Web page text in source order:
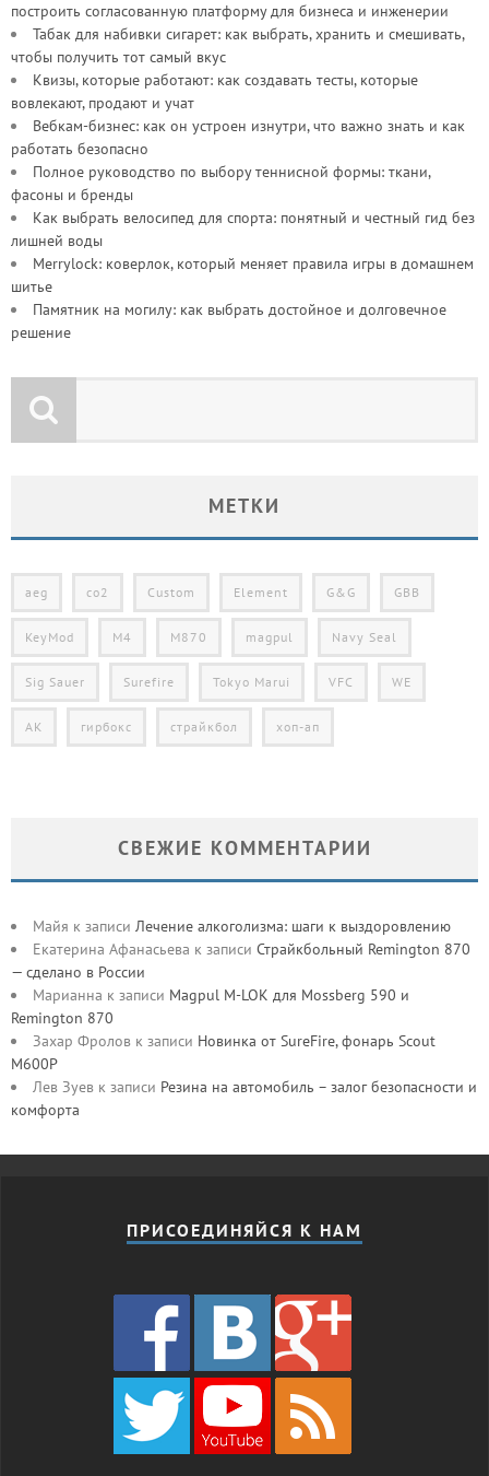
построить согласованную платформу для бизнеса и инженерии
Табак для набивки сигарет: как выбрать, хранить и смешивать,
чтобы получить тот самый вкус
Квизы, которые работают: как создавать тесты, которые
вовлекают, продают и учат
Вебкам-бизнес: как он устроен изнутри, что важно знать и как
работать безопасно
Полное руководство по выбору теннисной формы: ткани,
фасоны и бренды
Как выбрать велосипед для спорта: понятный и честный гид без
лишней воды
Merrylock: коверлок, который меняет правила игры в домашнем
шитье
Памятник на могилу: как выбрать достойное и долговечное
решение
МЕТКИ
aeg co2 Custom Element G&G GBB
KeyMod M4 M870 magpul Navy Seal
Sig Sauer Surefire Tokyo Marui VFC WE
АК гирбокс страйкбол хоп-ап
СВЕЖИЕ КОММЕНТАРИИ
Майя к записи Лечение алкоголизма: шаги к выздоровлению
Екатерина Афанасьева к записи Страйкбольный Remington 870
— сделано в России
Марианна к записи Magpul M-LOK для Mossberg 590 и
Remington 870
Захар Фролов к записи Новинка от SureFire, фонарь Scout
M600P
Лев Зуев к записи Резина на автомобиль – залог безопасности и
комфорта
ПРИСОЕДИНЯЙСЯ К НАМ